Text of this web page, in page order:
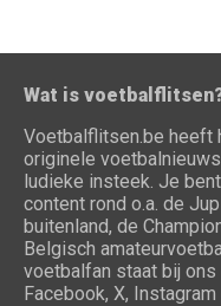
Wat is
Voetbalflitsen.be heeft
originele
ludieke insteek. Je
content rond o.a. de
buitenland, de
Belgisch
voetbalfan staat bij
Facebook, X, Instagram